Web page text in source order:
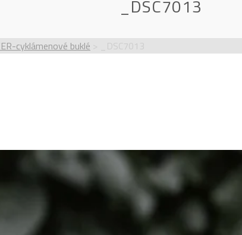
_DSC7013
cyklámenové buklé _DSC7013